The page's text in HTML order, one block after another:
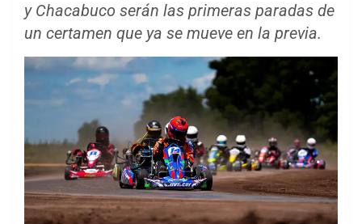
y Chacabuco serán las primeras paradas de
un certamen que ya se mueve en la previa.